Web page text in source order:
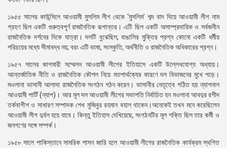
১৯৫৫ সালের কাউন্সিলে আওয়ামী মুসলিম লীগ থেকে ‘মুসলিম’ শব্দ বাদ দিয়ে আওয়ামী লীগ নাম
গ্রহণ ছিল একটি গুরুত্বপূর্ণ রাজনৈতিক রূপান্তর। এটি ছিল একটি অসাম্প্রদায়িক ও সর্বজনীন
রাজনৈতিক দর্শনের দিকে যাত্রা। দলটি বুঝেছিল, বাঙালির মুক্তির প্রশ্ন কোনো একটি ধর্মীয়
পরিচয়ের মধ্যে সীমাবদ্ধ নয়; বরং এটি ভাষা, সংস্কৃতি, অর্থনীতি ও রাজনৈতিক অধিকারের প্রশ্ন।
১৯৫৭ সালের কাগমারী সম্মেলন আওয়ামী লীগের ইতিহাসে একটি উল্লেখযোগ্য অধ্যায়।
আন্তর্জাতিক নীতি ও রাজনৈতিক কৌশল নিয়ে মতপার্থক্যের কারণে দল বিভাজনের মুখে পড়ে।
মওলানা ভাসানী আলাদা রাজনৈতিক সংগঠন গঠন করেন। ভাসানীর নেতৃত্বে গঠিত হয় ন্যাশনাল
আওয়ামী পার্টি (ন্যাপ)। আর মূল দল আওয়ামী লীগের সভাপতি নির্বাচিত হন মওলানা আবদুর রশীদ
তর্কবাগীশ ও সাধারণ সম্পাদক শেখ মুজিবুর রহমান বহাল থাকেন।অনেকেই তখন মনে করেছিলেন
আওয়ামী লীগ দুর্বল হয়ে যাবে। কিন্তু ইতিহাস দেখিয়েছে, সংগঠনটির মূল শক্তি ছিল তার কর্মী ও
জনগণের সঙ্গে সম্পর্ক।
১৯৫৮ সালে পাকিস্তানে সামরিক শাসন জারি হলে আওয়ামী লীগের রাজনৈতিক কার্যক্রম স্থগিত